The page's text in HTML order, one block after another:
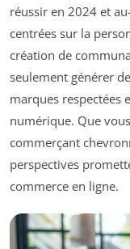
réussir en 2024 et
centrées sur la
création de
seulement générer
marques respectées
numérique. Que
commerçant
perspectives
commerce en ligne.